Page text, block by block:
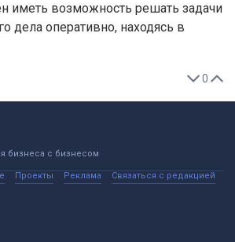
иметь возможность решать задачи
дела оперативно, находясь в
0
бизнеса с бизнесом
Проекты Реклама Связаться с редакцией